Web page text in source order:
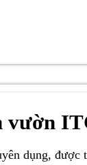
vườn
dụng, được